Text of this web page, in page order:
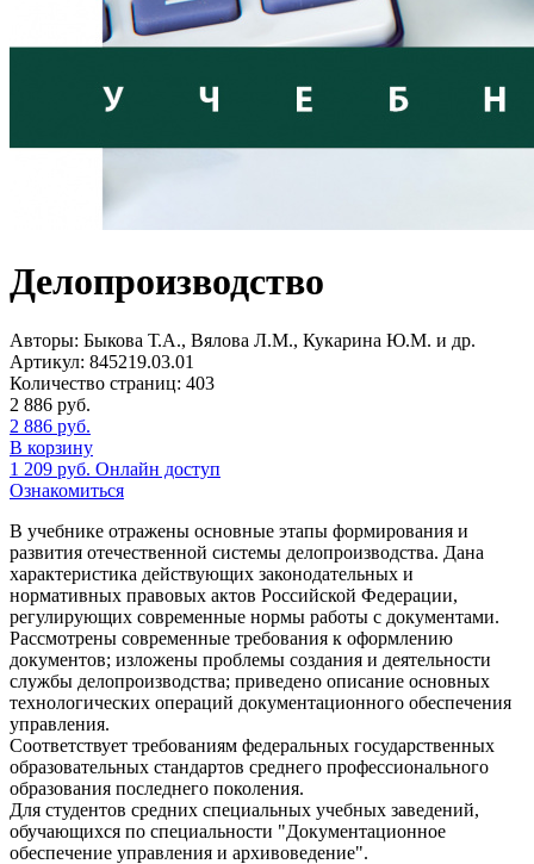
Делопроизводство
Авторы: Быкова Т.А., Вялова Л.М., Кукарина Ю.М. и др.
Артикул: 845219.03.01
Количество страниц: 403
2 886 руб.
2 886 руб.
В корзину
1 209 руб. Онлайн доступ
Ознакомиться
В учебнике отражены основные этапы формирования и
развития отечественной системы делопроизводства. Дана
характеристика действующих законодательных и
нормативных правовых актов Российской Федерации,
регулирующих современные нормы работы с документами.
Рассмотрены современные требования к оформлению
документов; изложены проблемы создания и деятельности
службы делопроизводства; приведено описание основных
технологических операций документационного обеспечения
управления.
Соответствует требованиям федеральных государственных
образовательных стандартов среднего профессионального
образования последнего поколения.
Для студентов средних специальных учебных заведений,
обучающихся по специальности "Документационное
обеспечение управления и архивоведение".